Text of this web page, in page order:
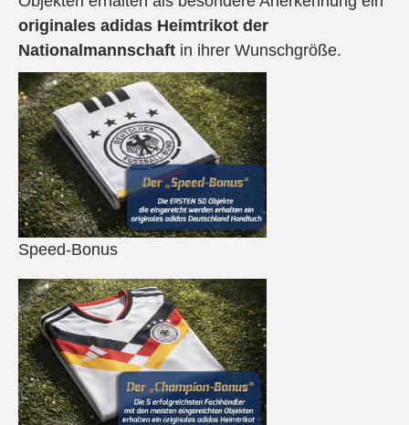
originales adidas Heimtrikot der
Nationalmannschaft in ihrer Wunschgröße.
Speed-Bonus